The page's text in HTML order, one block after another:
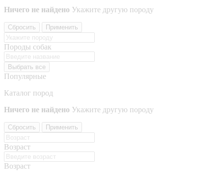
Ничего не найдено Укажите другую породу
Сбросить Применить
Породы собак
Выбрать все
Популярные
Каталог пород
Ничего не найдено Укажите другую породу
Сбросить Применить
Возраст
Возраст